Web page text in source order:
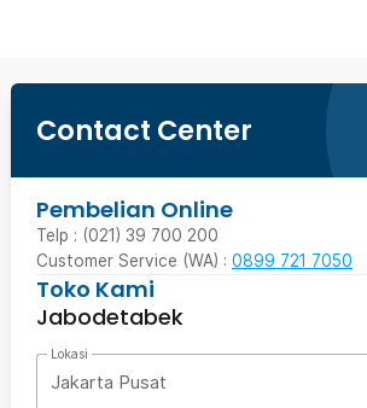
Contact Center
Pembelian Online
Telp : (021) 39 700 200
Customer Service (WA) : 0899 721 7050
Toko Kami
Jabodetabek
Lokasi
Jakarta Pusat